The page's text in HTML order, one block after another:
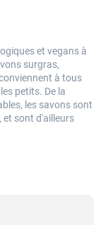
et vegans à
surgras,
à tous
petits. De la
les savons sont
et sont d'ailleurs